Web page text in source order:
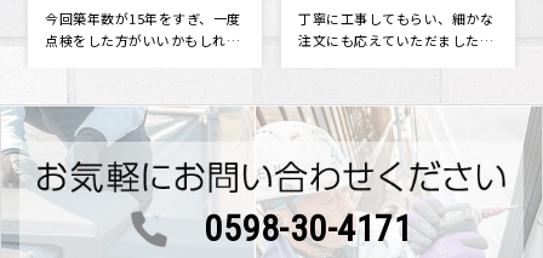
･･･
事 A様邸
今回築年数が15年をすぎ、一度
点検をした方がいいかもしれな
0598-30-4171